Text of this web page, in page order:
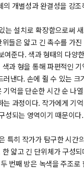
개별성과 완결성을 강
는 설치로 확장함으로써
들은 얇고 긴 촉수를 가
준다. 색과 형태의 다양
과 형을 통해 파편적인
낸다. 손에 쥘 수 있는 크
억을 단순한 시간 순 나
과정이다. 작가에게 기
성되는 영역이기 때문이
특히 작가가 탐구한 시간
얇고 긴 단위체가 구성
번째 방은 녹색을 주조로